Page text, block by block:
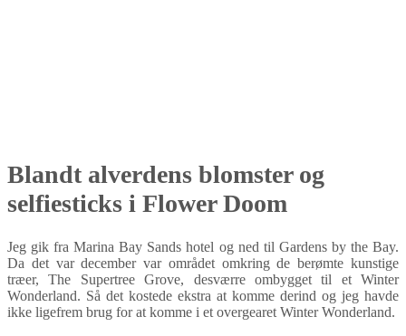
Blandt alverdens blomster og
selfiesticks i Flower Doom
Jeg gik fra Marina Bay Sands hotel og ned til Gardens by the Bay.
Da det var december var området omkring de berømte kunstige
træer, The Supertree Grove, desværre ombygget til et Winter
Wonderland. Så det kostede ekstra at komme derind og jeg havde
ikke ligefrem brug for at komme i et overgearet Winter Wonderland.